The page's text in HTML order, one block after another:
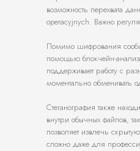
возможность перехвата
operacyjnych. Важно
Помимо шифрования
помощью блокчейн-
поддерживает работу с
моментально обменивать
Стеганография также
внутри обычных файлов,
позволяет извлечь
сложно даже для